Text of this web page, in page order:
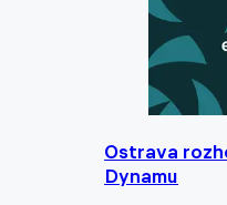
Ostrava
Dynamu